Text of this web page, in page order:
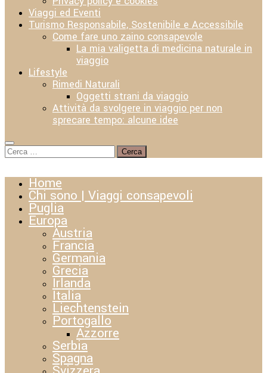
Viaggi ed Eventi
Turismo Responsabile, Sostenibile e Accessibile
Come fare uno zaino consapevole
La mia valigetta di medicina naturale in
viaggio
Lifestyle
Rimedi Naturali
Oggetti strani da viaggio
Attività da svolgere in viaggio per non
sprecare tempo: alcune idee
Ricerca
per:
Home
Chi sono | Viaggi consapevoli
Puglia
Europa
Austria
Francia
Germania
Grecia
Irlanda
Italia
Liechtenstein
Portogallo
Azzorre
Serbia
Spagna